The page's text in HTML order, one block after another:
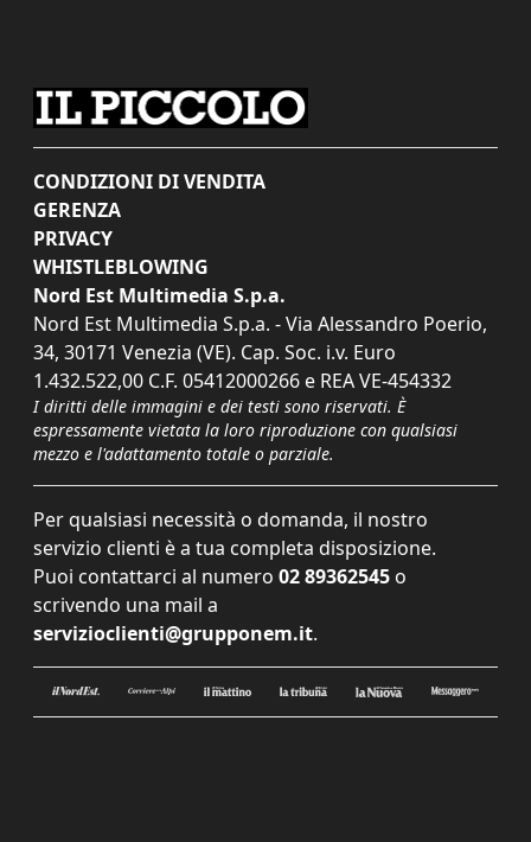
CONDIZIONI DI VENDITA
GERENZA
PRIVACY
WHISTLEBLOWING
Nord Est Multimedia S.p.a.
Nord Est Multimedia S.p.a. - Via Alessandro Poerio,
34, 30171 Venezia (VE). Cap. Soc. i.v. Euro
1.432.522,00 C.F. 05412000266 e REA VE-454332
I diritti delle immagini e dei testi sono riservati. È
espressamente vietata la loro riproduzione con qualsiasi
mezzo e l'adattamento totale o parziale.
Per qualsiasi necessità o domanda, il nostro
servizio clienti è a tua completa disposizione.
Puoi contattarci al numero 02 89362545 o
scrivendo una mail a
servizioclienti@grupponem.it.